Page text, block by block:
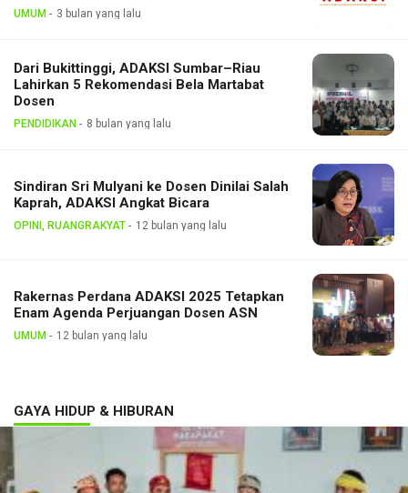
UMUM 3 bulan yang lalu
Dari Bukittinggi, ADAKSI Sumbar–Riau
Lahirkan 5 Rekomendasi Bela Martabat
Dosen
PENDIDIKAN 8 bulan yang lalu
Sindiran Sri Mulyani ke Dosen Dinilai Salah
Kaprah, ADAKSI Angkat Bicara
OPINI, RUANGRAKYAT 12 bulan yang lalu
Rakernas Perdana ADAKSI 2025 Tetapkan
Enam Agenda Perjuangan Dosen ASN
UMUM 12 bulan yang lalu
GAYA HIDUP & HIBURAN